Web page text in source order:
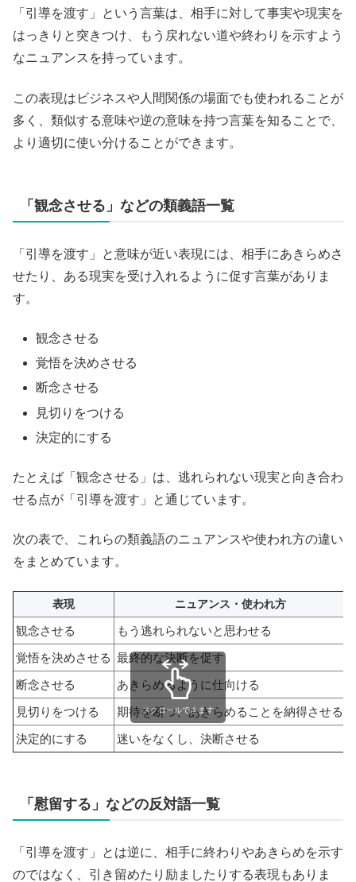
「引導を渡す」という言葉は、相手に対して事実や現実を
はっきりと突きつけ、もう戻れない道や終わりを示すよう
なニュアンスを持っています。
この表現はビジネスや人間関係の場面でも使われることが
多く、類似する意味や逆の意味を持つ言葉を知ることで、
より適切に使い分けることができます。
「観念させる」などの類義語一覧
「引導を渡す」と意味が近い表現には、相手にあきらめさ
せたり、ある現実を受け入れるように促す言葉がありま
す。
観念させる
覚悟を決めさせる
断念させる
見切りをつける
決定的にする
たとえば「観念させる」は、逃れられない現実と向き合わ
せる点が「引導を渡す」と通じています。
次の表で、これらの類義語のニュアンスや使われ方の違い
をまとめています。
表現 ニュアンス・使われ方
観念させる
もう逃れられないと思わせる
覚悟を決めさせる 最終的な決断を促す
断念させる
あきらめるように仕向ける
見切りをつける
期待を断つ、あきらめることを納得させる
決定的にする
迷いをなくし、決断させる
スクロールできます
「慰留する」などの反対語一覧
「引導を渡す」とは逆に、相手に終わりやあきらめを示す
のではなく、引き留めたり励ましたりする表現もありま